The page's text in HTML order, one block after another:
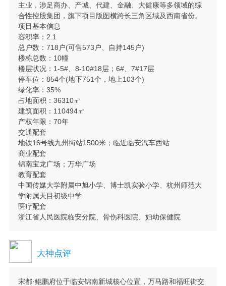
主业，涉足商办、产城、代建、金融、大健康等多领域的综
合性控股集团，旗下项目版图横跨长三角区域及西南省份。
项目基本信息
容积率：2.1
总户数：718户(可售573户、自持145户)
楼栋总数：10幢
楼层状况：1-5#、8-10#18层；6#、7#17层
停车位：854个(地下751个，地上103个)
绿化率：35%
占地面积：36310㎡
建筑面积：110494㎡
产权年限：70年
交通配套
地铁16号线九州街站1500米；临近临安汽车西站
商业配套
锦南宝龙广场；万华广场
教育配套
中国传媒大学附属中旭小学、博士凯实验小学、杭州师范大
学附属天目初级中学
医疗配套
浙江省人民医院临安分院、骨伤科医院、妇幼保健院
大神点评
宋都·鲲鹏府位于临安锦南新城核心位置，万马路和福旺街交